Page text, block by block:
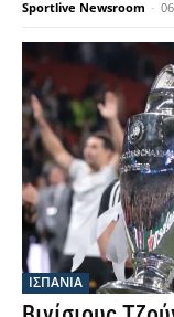
Sportlive Newsroom -
ΙΣΠΑΝΙΑ